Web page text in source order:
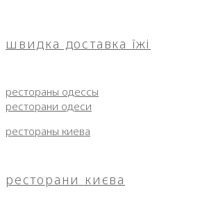
швидка доставка їжі
рестораны одессы
ресторани одеси
рестораны киева
ресторани києва